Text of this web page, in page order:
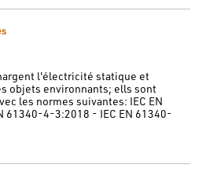
l'électricité statique et
objets environnants; ells sont
les normes suivantes: IEC EN
61340-4-3:2018 - IEC EN 61340-